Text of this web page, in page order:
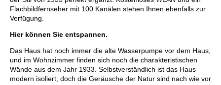
Flachbildfernseher mit 100 Kanälen stehen Ihnen ebenfalls zur
Verfügung.
Hier können Sie entspannen.
Das Haus hat noch immer die alte Wasserpumpe vor dem Haus,
und im Wohnzimmer finden sich noch die charakteristischen
Wände aus dem Jahr 1933. Selbstverständlich ist das Haus
modern isoliert, doch die Geräusche der Natur sind nach wie vor